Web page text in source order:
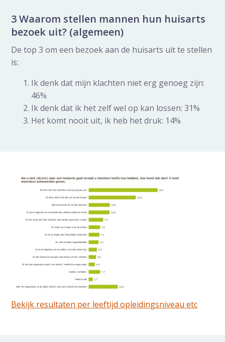
3 Waarom stellen mannen hun huisarts
bezoek uit? (algemeen)
De top 3 om een bezoek aan de huisarts uit te stellen
is:
Ik denk dat mijn klachten niet erg genoeg zijn:
46%
Ik denk dat ik het zelf wel op kan lossen: 31%
Het komt nooit uit, ik heb het druk: 14%
Bekijk resultaten per leeftijd opleidingsniveau etc